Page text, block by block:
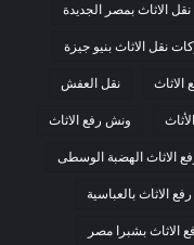
الاثاث بمصر الجديدة
نقل الاثاث بنيو جيزة
نقل العفش
ونش رفع الاثاث
الاثاث الهضبة الوسطى
الاثاث بالعباسية
الاثاث بشبرا مصر